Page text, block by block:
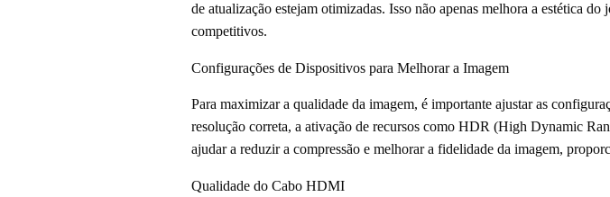
de atualização estejam otimizadas. Isso não apenas melhora a estética
competitivos.
Configurações de Dispositivos para Melhorar a Imagem
Para maximizar a qualidade da imagem, é importante ajustar as
resolução correta, a ativação de recursos como HDR (High Dynamic
ajudar a reduzir a compressão e melhorar a fidelidade da imagem,
Qualidade do Cabo HDMI